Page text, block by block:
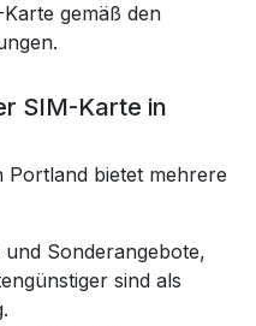
gemäß den
SIM-Karte in
bietet mehrere
Sonderangebote,
sind als